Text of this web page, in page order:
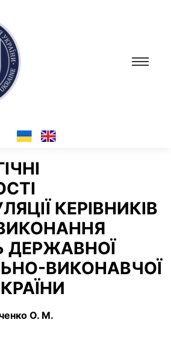
КЕРІВНИКІВ
ДЕРЖАВНОЇ
ВИКОНАВЧОЇ
О. М.